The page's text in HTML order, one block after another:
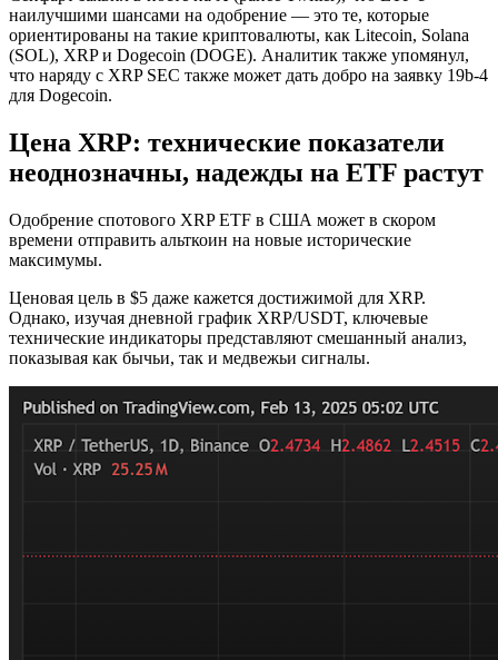
наилучшими шансами на одобрение — это те, которые
ориентированы на такие криптовалюты, как Litecoin, Solana
(SOL), XRP и Dogecoin (DOGE). Аналитик также упомянул,
что наряду с XRP SEC также может дать добро на заявку 19b-4
для Dogecoin.
Цена XRP: технические показатели
неоднозначны, надежды на ETF растут
Одобрение спотового XRP ETF в США может в скором
времени отправить альткоин на новые исторические
максимумы.
Ценовая цель в $5 даже кажется достижимой для XRP.
Однако, изучая дневной график XRP/USDT, ключевые
технические индикаторы представляют смешанный анализ,
показывая как бычьи, так и медвежьи сигналы.